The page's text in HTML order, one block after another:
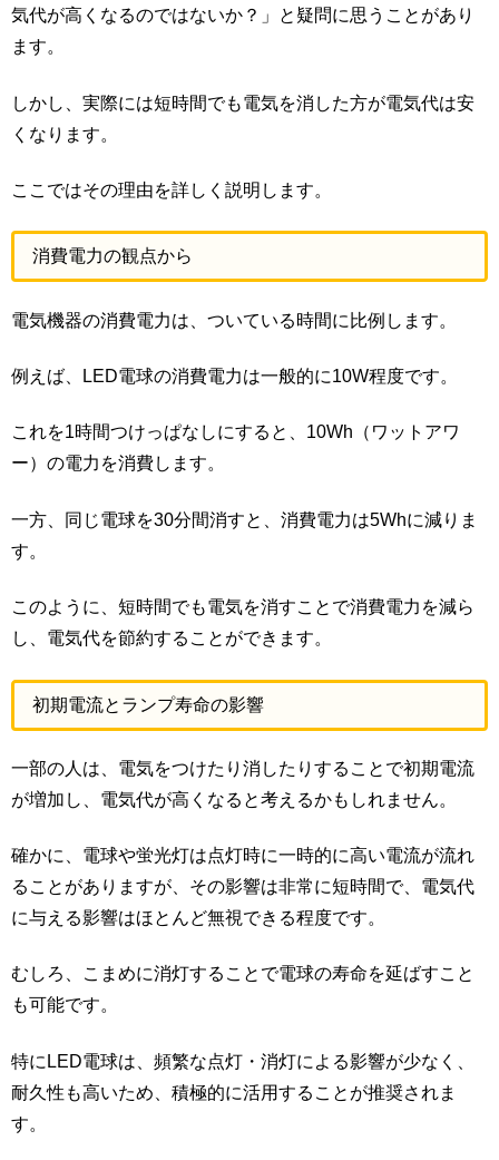
気代が高くなるのではないか？」と疑問に思うことがあり
ます。
しかし、実際には短時間でも電気を消した方が電気代は安
くなります。
ここではその理由を詳しく説明します。
消費電力の観点から
電気機器の消費電力は、ついている時間に比例します。
例えば、LED電球の消費電力は一般的に10W程度です。
これを1時間つけっぱなしにすると、10Wh（ワットアワ
ー）の電力を消費します。
一方、同じ電球を30分間消すと、消費電力は5Whに減りま
す。
このように、短時間でも電気を消すことで消費電力を減ら
し、電気代を節約することができます。
初期電流とランプ寿命の影響
一部の人は、電気をつけたり消したりすることで初期電流
が増加し、電気代が高くなると考えるかもしれません。
確かに、電球や蛍光灯は点灯時に一時的に高い電流が流れ
ることがありますが、その影響は非常に短時間で、電気代
に与える影響はほとんど無視できる程度です。
むしろ、こまめに消灯することで電球の寿命を延ばすこと
も可能です。
特にLED電球は、頻繁な点灯・消灯による影響が少なく、
耐久性も高いため、積極的に活用することが推奨されま
す。